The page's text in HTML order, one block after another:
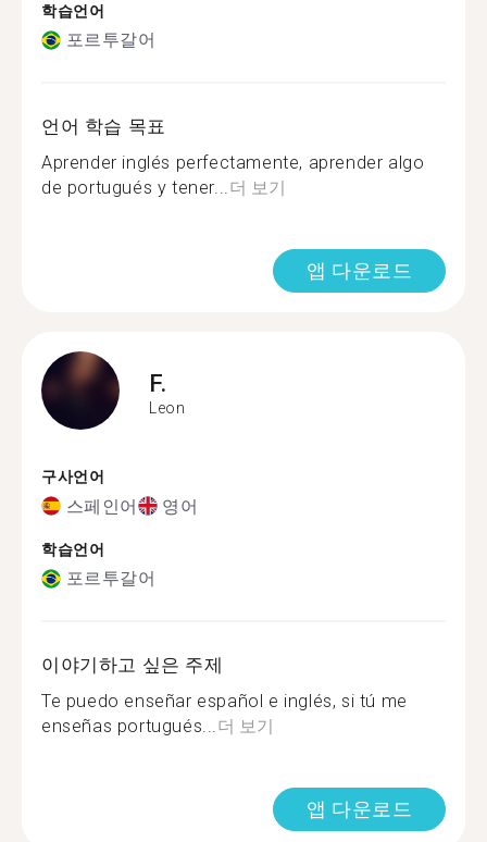
학습언어
포르투갈어
언어 학습 목표
Aprender inglés perfectamente, aprender algo
de portugués y tener...더 보기
앱 다운로드
F.
Leon
구사언어
스페인어 영어
학습언어
포르투갈어
이야기하고 싶은 주제
Te puedo enseñar español e inglés, si tú me
enseñas portugués...더 보기
앱 다운로드